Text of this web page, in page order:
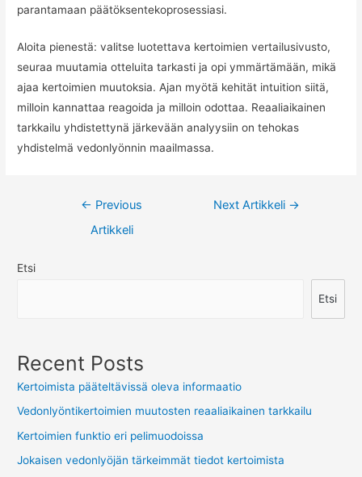
parantamaan päätöksentekoprosessiasi.
Aloita pienestä: valitse luotettava kertoimien vertailusivusto,
seuraa muutamia otteluita tarkasti ja opi ymmärtämään, mikä
ajaa kertoimien muutoksia. Ajan myötä kehität intuition siitä,
milloin kannattaa reagoida ja milloin odottaa. Reaaliaikainen
tarkkailu yhdistettynä järkevään analyysiin on tehokas
yhdistelmä vedonlyönnin maailmassa.
Artikkelien
selaus
← Previous
Artikkeli
Next Artikkeli →
Etsi
Etsi
Recent Posts
Kertoimista pääteltävissä oleva informaatio
Vedonlyöntikertoimien muutosten reaaliaikainen tarkkailu
Kertoimien funktio eri pelimuodoissa
Jokaisen vedonlyöjän tärkeimmät tiedot kertoimista